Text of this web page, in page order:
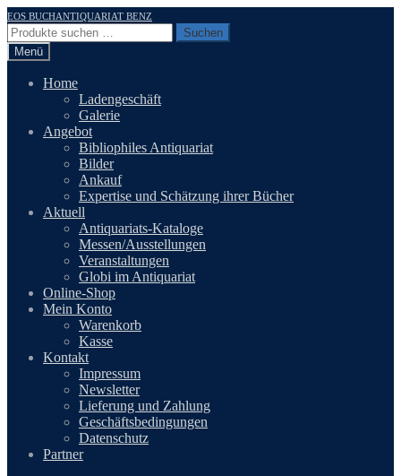
Zur
Navigation
springen
Zum
Inhalt
springen
EOS BUCHANTIQUARIAT BENZ
Suchen
nach:
Suchen
Menü
Home
Ladengeschäft
Galerie
Angebot
Bibliophiles Antiquariat
Bilder
Ankauf
Expertise und Schätzung ihrer Bücher
Aktuell
Antiquariats-Kataloge
Messen/Ausstellungen
Veranstaltungen
Globi im Antiquariat
Online-Shop
Mein Konto
Warenkorb
Kasse
Kontakt
Impressum
Newsletter
Lieferung und Zahlung
Geschäftsbedingungen
Datenschutz
Partner